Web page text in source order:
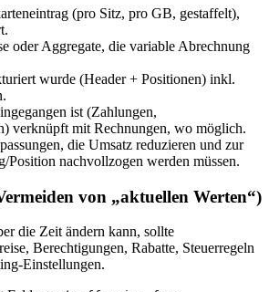
(pro Sitz, pro GB, gestaffelt),
oder Aggregate, die variable Abrechnung
wurde (Header + Positionen) inkl.
ist (Zahlungen,
verknüpft mit Rechnungen, wo möglich.
die Umsatz reduzieren und zur
Position nachvollzogen werden müssen.
von „aktuellen Werten“)
die Zeit ändern kann, sollte
Berechtigungen, Rabatte, Steuerregeln